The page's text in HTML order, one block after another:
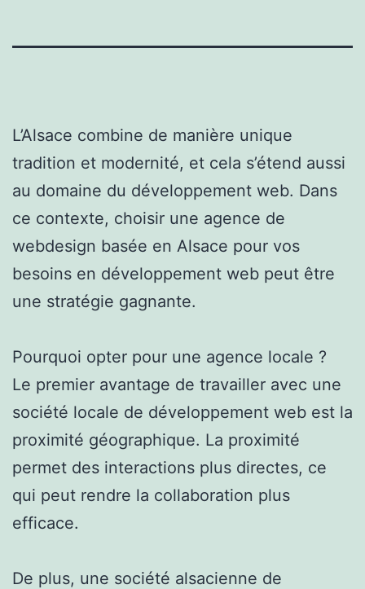
L’Alsace combine de manière unique
tradition et modernité, et cela s’étend aussi
au domaine du développement web. Dans
ce contexte, choisir une agence de
webdesign basée en Alsace pour vos
besoins en développement web peut être
une stratégie gagnante.
Pourquoi opter pour une agence locale ?
Le premier avantage de travailler avec une
société locale de développement web est la
proximité géographique. La proximité
permet des interactions plus directes, ce
qui peut rendre la collaboration plus
efficace.
De plus, une société alsacienne de